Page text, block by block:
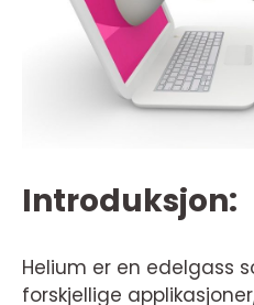
Introduksjon:
Helium er en edelgass
forskjellige